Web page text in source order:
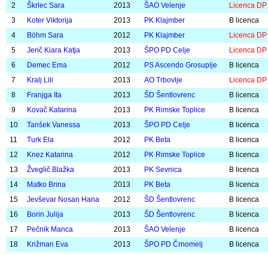
9 Urbas Patrik 2013 PS Ascendo Grosuplje
B licenca
10
Krajnik Cene 2013 PS Ascendo Grosuplje
B licenca
11
Brunčič Nikolaj 2013 AK Slovenj Gradec
B licenca
12
Mikloška Žak 2013 PK Rimske Toplice
B licenca
13
Jecl Nal 2013 Klub AKSB Impol
B licenca
14
Hudin Andraž 2013 Klub AKSB Impol
B licenca
15
Ogrizek Pavel 2012 PD AT Podčetrtek A licenca
Mlajše deklice (2013/2012)-25oseb
Št. Priimek in ime Letnik Klub
Vrsta
1
Merkač Brina 2012 Koroški PK Prevalje
A licenca
2
Škrlec Sara 2013 ŠAO Velenje
Licenca DP
3
Koter Viktorija 2013 PK Klajmber
B licenca
4
Böhm Sara 2012 PK Klajmber
Licenca DP
5
Jerič Kiara Katja 2013 ŠPO PD Celje
Licenca DP
6
Demec Ema 2012 PS Ascendo Grosuplje
B licenca
7
Kralj Lili 2013 AO Trbovlje
Licenca DP